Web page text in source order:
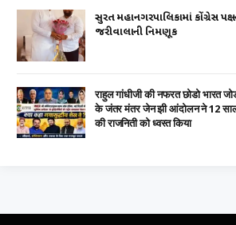
સુરત મહાનગરપાલિકામાં કોંગ્રેસ
જરીવાલાની નિમણૂક
राहुल गांधीजी की नफरत छोडो भारत
के जंतर मंतर जेन झी आंदोलन ने 12
की राजनिती को ध्वस्त किया